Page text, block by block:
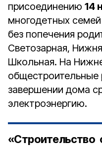
присоединению 14
многодетных
без попечения
Светозарная,
Школьная. На
общестроительные
завершении дома
электроэнергию.
«Строительство